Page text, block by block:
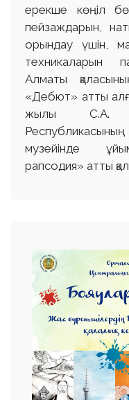
ерекше көңіл
пейзаждарын,
орындау үшін,
техникаларын
Алматы
«Дебют» атты
жылы С.А.
музейінде
рапсодия» атты